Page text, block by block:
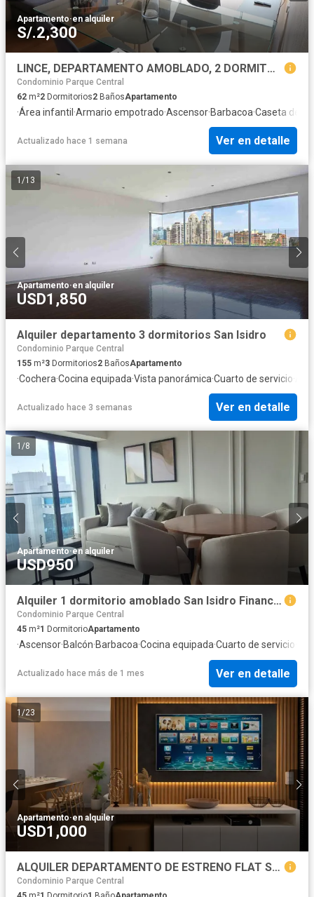
Apartamento·en alquiler
S/.2,300
LINCE, DEPARTAMENTO AMOBLADO, 2 DORMITORIOS, a 4 MIN. DEL HOSPITAL REBAGLIATI
Condominio Parque Central
62 m²2 Dormitorios2 BañosApartamento
·Área infantil ·Armario empotrado·Ascensor·Barbacoa·Caseta de
Actualizado hace 1 semana Ver en detalle
1 /13
Apartamento·en alquiler
USD1,850
Alquiler departamento 3 dormitorios San Isidro
Condominio Parque Central
155 m²3 Dormitorios2 BañosApartamento
·Cochera·Cocina equipada·Vista panorámica·Cuarto de servicio
Actualizado hace 3 semanas Ver en detalle
1 /8
Apartamento·en alquiler
USD950
Alquiler 1 dormitorio amoblado San Isidro Financiero
Condominio Parque Central
45 m²1 DormitorioApartamento
·Ascensor·Balcón·Barbacoa·Cocina equipada·Cuarto de servicio
Actualizado hace más de 1 mes Ver en detalle
1 /23
Apartamento·en alquiler
USD1,000
ALQUILER DEPARTAMENTO DE ESTRENO FLAT SAN ISIDRO
Condominio Parque Central